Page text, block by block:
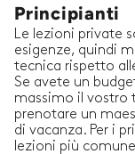
Principianti
Le lezioni private
esigenze, quindi
tecnica rispetto
Se avete un
massimo il vostro
prenotare un
di vacanza. Per i
lezioni più